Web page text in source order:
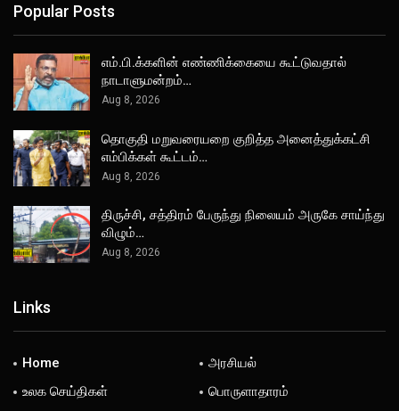
Popular Posts
எம்.பி.க்களின் எண்ணிக்கையை கூட்டுவதால்
நாடாளுமன்றம்…
Aug 8, 2026
தொகுதி மறுவரையறை குறித்த அனைத்துக்கட்சி
எம்பிக்கள் கூட்டம்…
Aug 8, 2026
திருச்சி, சத்திரம் பேருந்து நிலையம் அருகே சாய்ந்து
விழும்…
Aug 8, 2026
Links
Home
அரசியல்
உலக செய்திகள்
பொருளாதாரம்